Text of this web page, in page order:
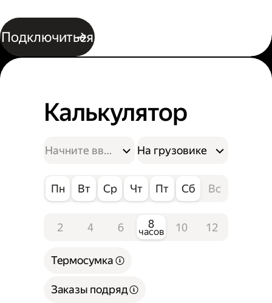
Подключиться
Калькулятор
На грузовике
Пн Вт Ср Чт Пт Сб Вс
2 4 6 8
часов 10 12
Термосумка
Заказы подряд